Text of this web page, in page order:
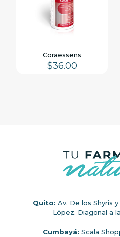
Coraessens
$36.00
Quito: Av. De los Shyris
López. Diagonal a
Cumbayá: Scala